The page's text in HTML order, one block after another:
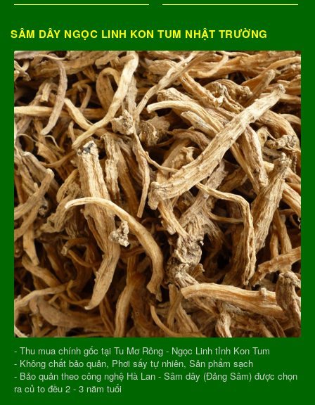
SÂM DÂY NGỌC LINH KON TUM NHẬT TRƯỜNG
- Thu mua chính gốc tại Tu Mơ Rông - Ngọc Linh tỉnh Kon Tum
- Không chất bảo quản, Phơi sấy tự nhiên, Sản phẩm sạch
- Bảo quản theo công nghệ Hà Lan - Sâm dây (Đảng Sâm) được chọn
ra củ to đều 2 - 3 năm tuổi